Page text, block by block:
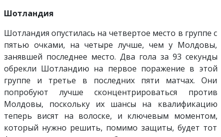
Шотландия
Шотландия опустилась на четвертое место в группе с
пятью очками, на четыре лучше, чем у Молдовы,
занявшей последнее место. Два гола за 93 секунды
обрекли Шотландию на первое поражение в этой
группе и третье в последних пяти матчах. Они
попробуют лучше сконцентрироваться против
Молдовы, поскольку их шансы на квалификацию
теперь висят на волоске, и ключевым моментом,
который нужно решить, помимо защиты, будет тот